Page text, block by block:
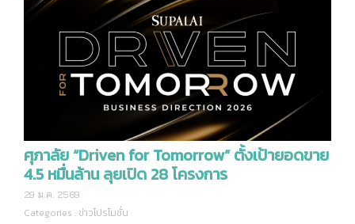
ศุภาลัย “Driven for Tomorrow” ตั้งเป้ายอดขาย
4.5 หมื่นล้าน ลุยเปิด 28 โครงการ
29 ม.ค. 2569
Categories : ข่าวโปรโมชั่น